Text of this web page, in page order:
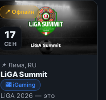
leaders from across the
North American iGaming
sector. Designed as an
invitation-only networkin
📍 Офлайн
17
СЕН
📌 Лима, RU
LiGA Summit
🎰 iGaming
LiGA 2026 — это